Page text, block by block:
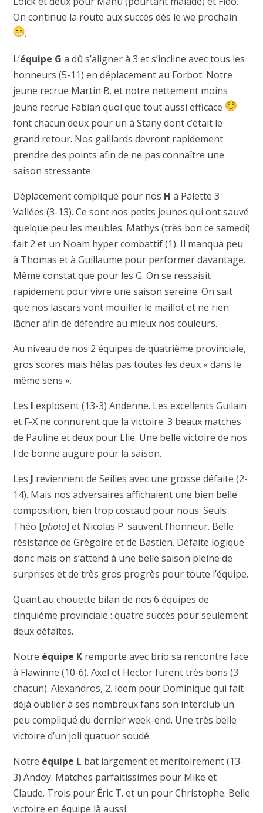
On continue la route aux succès dès le we prochain
.
L’équipe G a dû s’aligner à 3 et s’incline avec tous les
honneurs (5-11) en déplacement au Forbot. Notre
jeune recrue Martin B. et notre nettement moins
jeune recrue Fabian quoi que tout aussi efficace
font chacun deux pour un à Stany dont c’était le
grand retour. Nos gaillards devront rapidement
prendre des points afin de ne pas connaître une
saison stressante.
Déplacement compliqué pour nos H à Palette 3
Vallées (3-13). Ce sont nos petits jeunes qui ont sauvé
quelque peu les meubles. Mathys (très bon ce samedi)
fait 2 et un Noam hyper combattif (1). Il manqua peu
à Thomas et à Guillaume pour performer davantage.
Même constat que pour les G. On se ressaisit
rapidement pour vivre une saison sereine. On sait
que nos lascars vont mouiller le maillot et ne rien
lâcher afin de défendre au mieux nos couleurs.
Au niveau de nos 2 équipes de quatrième provinciale,
gros scores mais hélas pas toutes les deux « dans le
même sens ».
Les I explosent (13-3) Andenne. Les excellents Guilain
et F-X ne connurent que la victoire. 3 beaux matches
de Pauline et deux pour Elie. Une belle victoire de nos
I de bonne augure pour la saison.
Les J reviennent de Seilles avec une grosse défaite (2-
14). Mais nos adversaires affichaient une bien belle
composition, bien trop costaud pour nous. Seuls
Théo [photo] et Nicolas P. sauvent l’honneur. Belle
résistance de Grégoire et de Bastien. Défaite logique
donc mais on s’attend à une belle saison pleine de
surprises et de très gros progrès pour toute l’équipe.
Quant au chouette bilan de nos 6 équipes de
cinquième provinciale : quatre succès pour seulement
deux défaites.
Notre équipe Kremporte avec brio sa rencontre face
à Flawinne (10-6). Axel et Hector furent très bons (3
chacun). Alexandros, 2. Idem pour Dominique qui fait
déjà oublier à ses nombreux fans son interclub un
peu compliqué du dernier week-end. Une très belle
victoire d’un joli quatuor soudé.
Notre équipe L bat largement et méritoirement (13-
3) Andoy. Matches parfaitissimes pour Mike et
Claude. Trois pour Éric T. et un pour Christophe. Belle
victoire en équipe là aussi.